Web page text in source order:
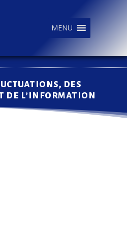
MENU
des
de l’information